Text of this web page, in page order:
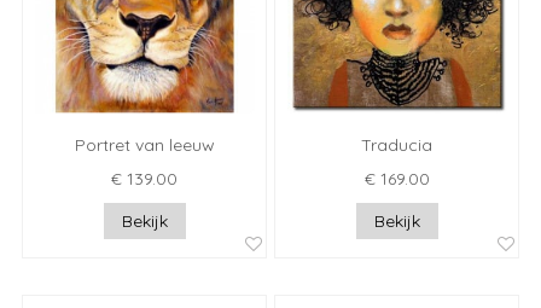
Portret van leeuw
€ 139.00
Bekijk
Traducia
€ 169.00
Bekijk